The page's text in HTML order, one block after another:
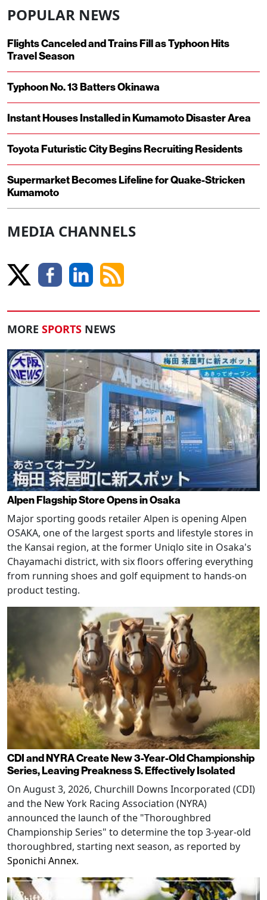
POPULAR NEWS
Flights Canceled and Trains Fill as Typhoon Hits
Travel Season
Typhoon No. 13 Batters Okinawa
Instant Houses Installed in Kumamoto Disaster Area
Toyota Futuristic City Begins Recruiting Residents
Supermarket Becomes Lifeline for Quake-Stricken
Kumamoto
MEDIA CHANNELS
MORE SPORTS NEWS
Alpen Flagship Store Opens in Osaka
Major sporting goods retailer Alpen is opening Alpen
OSAKA, one of the largest sports and lifestyle stores in
the Kansai region, at the former Uniqlo site in Osaka's
Chayamachi district, with six floors offering everything
from running shoes and golf equipment to hands-on
product testing.
CDI and NYRA Create New 3-Year-Old Championship
Series, Leaving Preakness S. Effectively Isolated
On August 3, 2026, Churchill Downs Incorporated (CDI)
and the New York Racing Association (NYRA)
announced the launch of the "Thoroughbred
Championship Series" to determine the top 3-year-old
thoroughbred, starting next season, as reported by
Sponichi Annex.